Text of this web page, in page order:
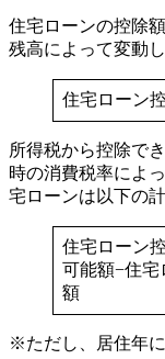
住宅ローンの控除
残高によって変動し
住宅ローン
所得税から控除で
時の消費税率によ
宅ローンは以下の
住宅ローン
可能額−住宅
額
※ただし、居住年